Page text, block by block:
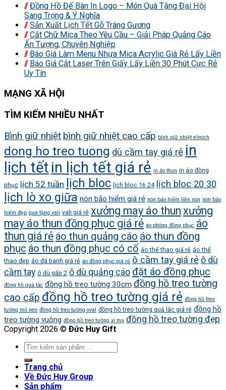
Đồng Hồ Để Bàn In Logo – Món Quà Tặng Đại Hội
Sang Trọng & Ý Nghĩa
Sản Xuất Lịch Tết Gỗ Tráng Gương
Cắt Chữ Mica Theo Yêu Cầu – Giải Pháp Quảng Cáo
Ấn Tượng, Chuyên Nghiệp
Báo Giá Làm Menu Nhựa Mica Acrylic Giá Rẻ Lấy Liền
Báo Giá Cắt Laser Trên Giấy Lấy Liền 30 Phút Cực Rẻ
Uy Tín
MẠNG XÃ HỘI
TÌM KIẾM NHIỀU NHẤT
Bình giữ nhiệt bình giữ nhiệt cao cấp bình giữ nhiệt elmich
dong ho treo tuong dù cầm tay giá rẻ in
lịch tết in lịch tết giá rẻ in áo thun in áo đồng
phục lịch 52 tuần lịch bloc lịch bloc 16 24 lịch bloc 20 30
lịch lò xo giữa nón bảo hiểm giá rẻ nón bảo hiểm liền nón nón bảo
hiểm đẹp quà tặng vali vali giá rẻ xưởng may áo thun xưởng
may áo thun đồng phục giá rẻ áo phông đồng phục áo
thun giá rẻ áo thun quảng cáo áo thun đồng
phục áo thun đồng phục có cổ áo thể thao giá rẻ áo thể
thao đẹp áo đá banh giá rẻ áo đồng phục giá rẻ ô cầm tay giá rẻ ô dù
cầm tay ô dù gấp 2 ô dù quảng cáo đặt áo đồng phục
đồng hồ quả lắc đồng hồ treo tường 30cm đồng hồ treo tường
cao cấp đồng hồ treo tường giá rẻ đồng hồ treo
tường mỏ neo đồng hồ treo tường oval đồng hồ treo tường quả lắc giá rẻ đồng hồ
treo tường vuông đồng hồ treo tường xi mạ đồng hồ treo tường đẹp
Copyright 2026 © Đức Huy Gift
Trang chủ
Về Đức Huy Group
Sản phẩm